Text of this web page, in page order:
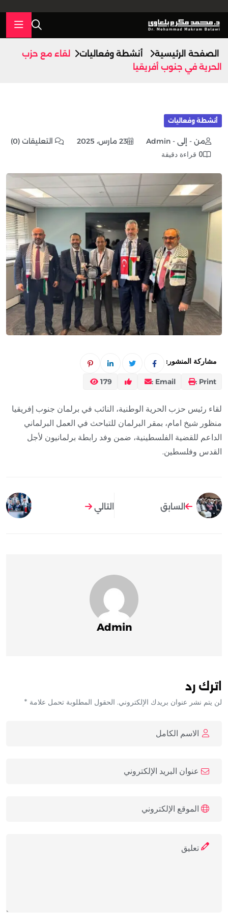
الصفحة الرئيسية أنشطة وفعاليات
لقاء مع حزب
الحرية في جنوب أفريقيا
أنشطة وفعاليات
من - إلى - Admin 23 مارس، 2025 التعليقات (0)
0 قراءة دقيقة
مشاركة المنشور:
Print :
Email :
179
لقاء رئيس حزب الحرية الوطنية، النائب في برلمان جنوب إفريقيا
منظور شيخ امام، بمقر البرلمان للتباحث في العمل البرلماني
الداعم للقضية الفلسطينية، ضمن وفد رابطة برلمانيون لأجل
القدس وفلسطين.
السابق التالي
Admin
اترك رد
لن يتم نشر عنوان بريدك الإلكتروني. الحقول المطلوبة تحمل علامة *